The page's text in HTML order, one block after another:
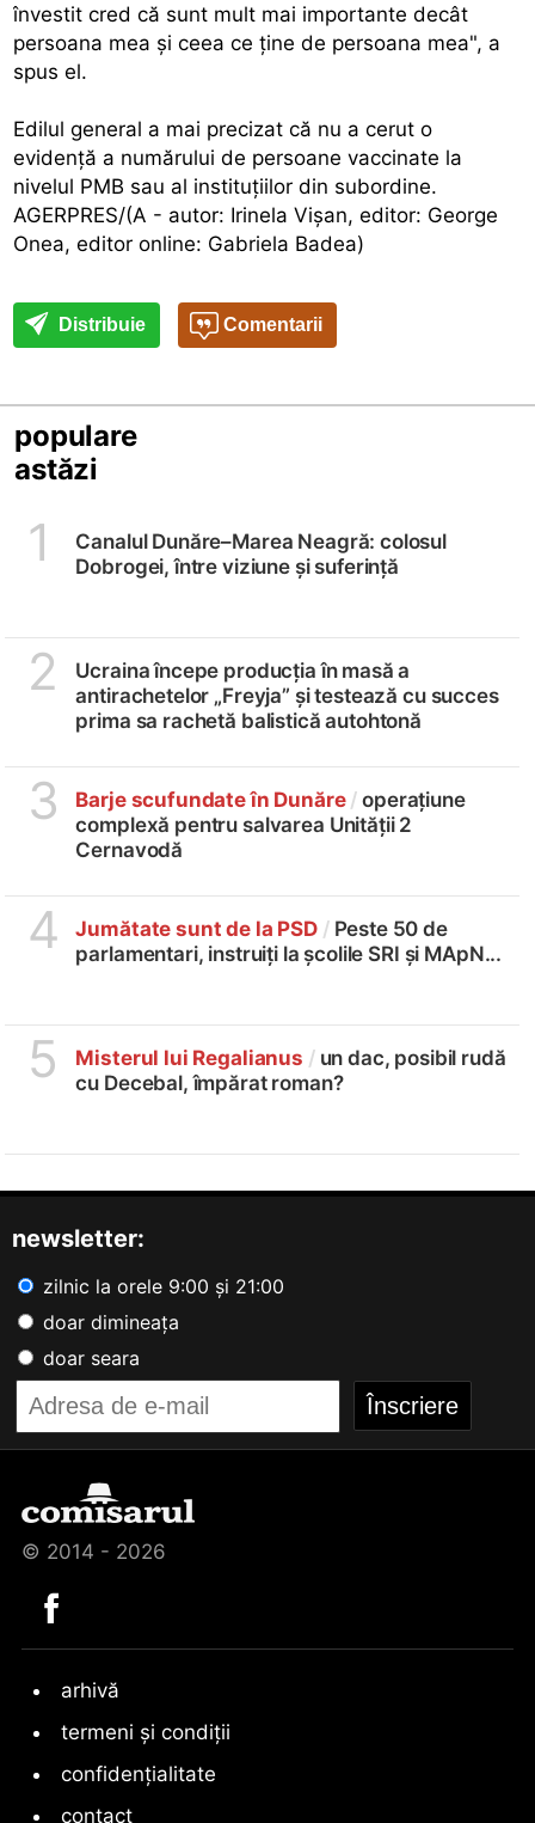
învestit cred că sunt mult mai importante decât
persoana mea şi ceea ce ţine de persoana mea", a
spus el.
Edilul general a mai precizat că nu a cerut o
evidenţă a numărului de persoane vaccinate la
nivelul PMB sau al instituţiilor din subordine.
AGERPRES/(A - autor: Irinela Vişan, editor: George
Onea, editor online: Gabriela Badea)
Distribuie Comentarii
populare
astăzi
1
Canalul Dunăre–Marea Neagră: colosul
Dobrogei, între viziune și suferință
2
Ucraina începe producția în masă a
antirachetelor „Freyja” și testează cu succes
prima sa rachetă balistică autohtonă
3 Barje scufundate în Dunăre / operațiune
complexă pentru salvarea Unității 2
Cernavodă
4 Jumătate sunt de la PSD / Peste 50 de
parlamentari, instruiți la școlile SRI și MApN...
5 Misterul lui Regalianus /un dac, posibil rudă
cu Decebal, împărat roman?
newsletter:
zilnic la orele 9:00 și 21:00
doar dimineața
doar seara
© 2014 - 2026
arhivă
termeni și condiții
confidențialitate
contact